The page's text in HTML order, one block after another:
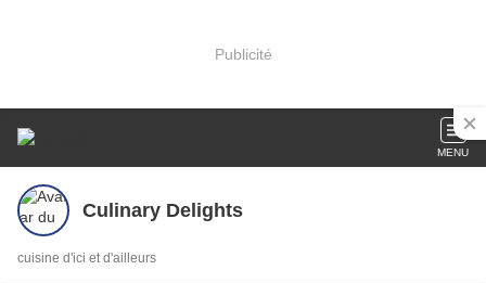
Publicité
MENU
Culinary Delights
cuisine d'ici et d'ailleurs